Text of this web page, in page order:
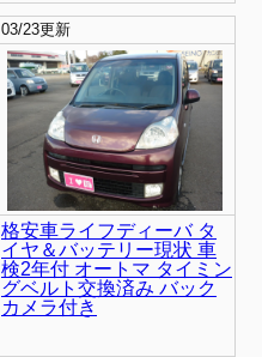
03/23更新
格安車ライフディーバ タ
イヤ＆バッテリー現状 車
検2年付 オートマ タイミン
グベルト交換済み バック
カメラ付き